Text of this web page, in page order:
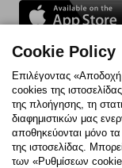
Follow us:
FacebookInstagram
Cookie Policy
Επιλέγοντας
cookies της
της πλοήγησης, τη
διαφημιστικών μας
αποθηκεύονται μόνο
της ιστοσελίδας.
των «Ρυθμίσεων